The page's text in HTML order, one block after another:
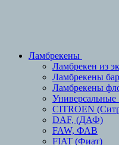
Ламбрекены
Ламбрекен из
Ламбрекены
Ламбрекены
Универсальные
CITROEN
DAF, (ДАФ)
FAW, ФАВ
FIAT (Фиат)